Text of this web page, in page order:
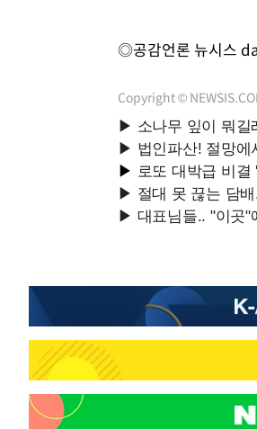
◎공감언론 뉴시스
Copyright ©